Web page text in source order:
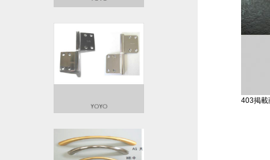
403掲載